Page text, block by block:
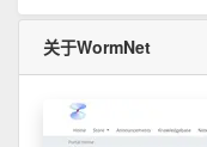
关于WormNet